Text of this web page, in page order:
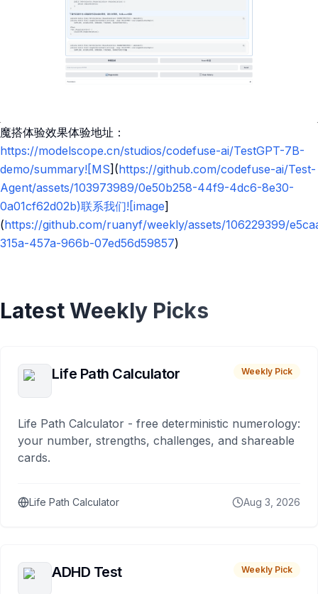
魔搭体验效果体验地址：
https://modelscope.cn/studios/codefuse-ai/TestGPT-7B-
demo/summary![MS](https://github.com/codefuse-ai/Test-
Agent/assets/103973989/0e50b258-44f9-4dc6-8e30-
0a01cf62d02b)联系我们![image]
(https://github.com/ruanyf/weekly/assets/106229399/
315a-457a-966b-07ed56d59857)
Latest Weekly Picks
Life Path Calculator Weekly Pick
Life Path Calculator - free deterministic numerology:
your number, strengths, challenges, and shareable
cards.
Life Path Calculator Aug 3, 2026
ADHD Test Weekly Pick